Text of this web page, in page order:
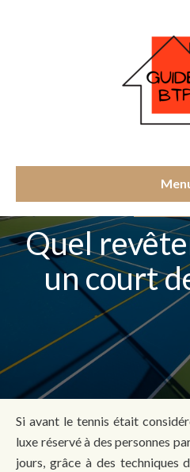
Quel
un court
Si avant le tennis était
luxe réservé à des personnes
jours, grâce à des techniques